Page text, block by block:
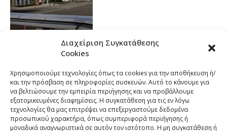
Διαχείριση Συγκατάθεσης
Cookies
Χρησιμοποιούμε τεχνολογίες όπως τα cookies για την αποθήκευση ή/
και την πρόσβαση σε πληροφορίες συσκευών. Αυτό το κάνουμε για
να βελτιώσουμε την εμπειρία περιήγησης και να προβάλλουμε
εξατομικευμένες διαφημίσεις. Η συγκατάθεση για τις εν λόγω
τεχνολογίες θα μας επιτρέψει να επεξεργαστούμε δεδομένα
προσωπικού χαρακτήρα, όπως συμπεριφορά περιήγησης ή
μοναδικά αναγνωριστικά σε αυτόν τον ιστότοπο. Η μη συγκατάθεση ή